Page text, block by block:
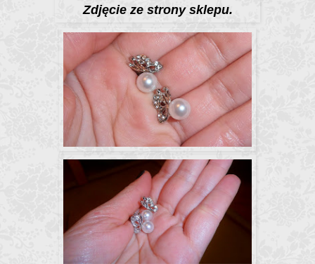
Zdjęcie ze strony sklepu.